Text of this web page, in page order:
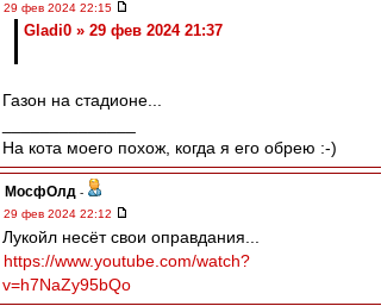
29 фев 2024 22:15
Gladi0 » 29 фев 2024 21:37
Газон на стадионе...
На кота моего похож, когда я его обрею :-)
МосфОлд -
29 фев 2024 22:12
Лукойл несёт свои оправдания...
https://www.youtube.com/watch?
v=h7NaZy95bQo